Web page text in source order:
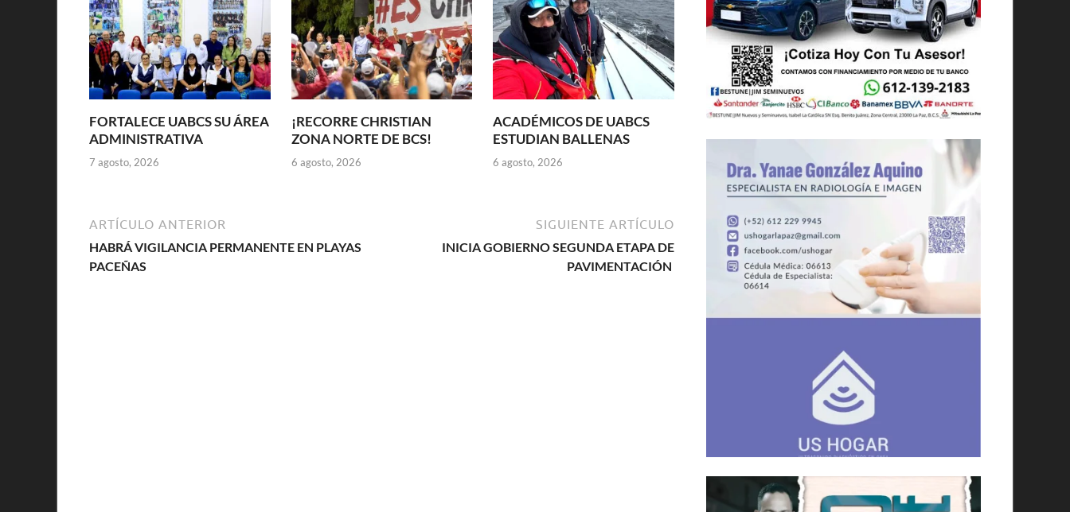
FORTALECE UABCS SU ÁREA
ADMINISTRATIVA
7 agosto, 2026
¡RECORRE CHRISTIAN
ZONA NORTE DE BCS!
6 agosto, 2026
ACADÉMICOS DE UABCS
ESTUDIAN BALLENAS
6 agosto, 2026
ARTÍCULO ANTERIOR
HABRÁ VIGILANCIA PERMANENTE EN PLAYAS
PACEÑAS
SIGUIENTE ARTÍCULO
INICIA GOBIERNO SEGUNDA ETAPA DE
PAVIMENTACIÓN